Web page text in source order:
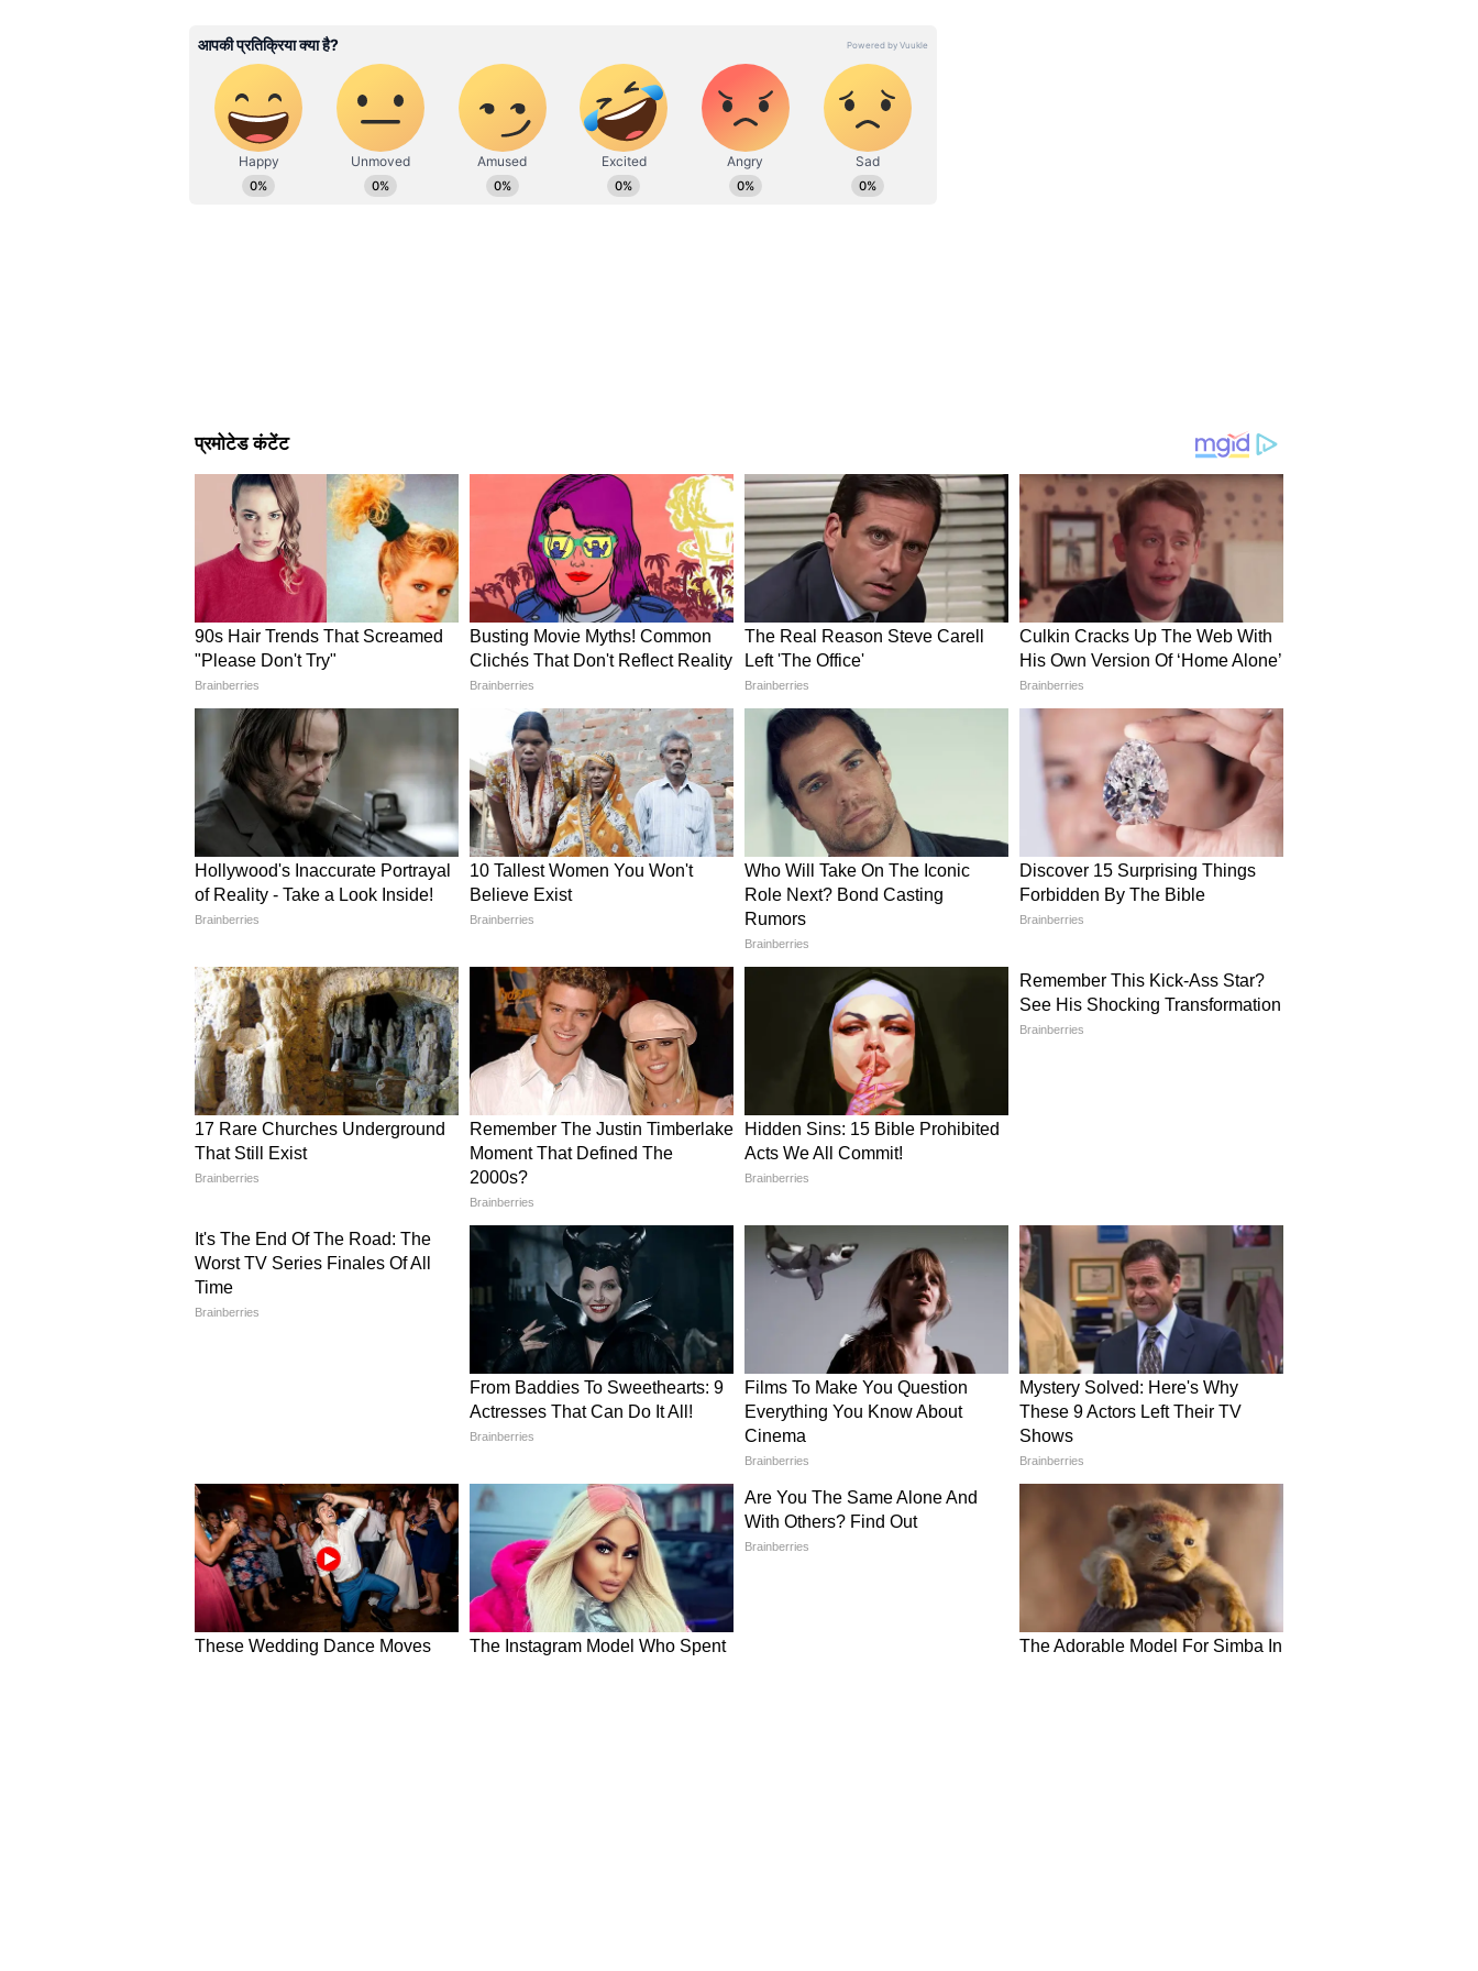
ओपन मेसन जार डेकोरेशन (Mason Jar Decor & Crafts)
अगर आपके पास सिंगल बड़ा जार नहीं है तो छोटे-छोटे पीस में आप DIY Succulent Planter
तैयार कर सकती हैं। इसके छोटे-छोटे कंकड़, पत्थर और मिट्टी की आवश्यकता होगी। जार के अंदर
कम देखभाल वाले पौधे जैसे एलोवेरा, एचिवेरिया, हवोरथिया संग किसम्रस कैक्टस लगाएं। ये इनडोर
डेकोर के लिए परपेक्ट है, जो नेचुरल और मॉडर्न रस्टिक लुक साथ में देगा।
ग्लास कैंडल होल्डर विद ट्विंग्स
पौधे लगाने के लिए टाइम नहीं है तो आप कैंडल के मदद से मेसन जार को सजाएं, किनारों पर
पतली-पतली आइसक्रीम स्टिक से लगाएं, किनारों पर छोटे-छोटे सूखे लेवेंडर या फिर किसी भी रंग
के फ्लावर लगा दें। ये स्टाइलिश और क्लासिक बोहो लुक देती है, जिसे आप इनडोर-आउटडोर हर
जगह रख सकती हैं।
मैजिकल मैसन जार लालेटन
जरूरी नहीं है घर को स्टाइलिश और फ्रेश दिखाने के लिए हरे-भरे पौधे लगाए जाएं। इसकी बजाय
आप किसी भी ग्लास के जार में डेसी फ्लावर संग थोड़ी सूखी घास रखें। साथ में फेयरी लाइट्स जरूर
डाल दें। बाद में जार के गले पर तांबे का तार या मजबूत डोरी बांधकर हैंडल लगा दें। ये बालकनी,
लिविंग रूम और गार्डन हर जगह खूबसूरत लगेगा।
फ्लावर कैंडल जार होल्डर
आचार वाले ग्लास जार में आप फ्लावर कैंडल जार होल्डर बनाएं। इसके लिए जार के निचले हिस्से में
सफेत रेत या भी नमक डाल दें। किनारों पर छोटे-छोटे रंग बिरंगे ड्राई फ्लावर सेट करें। बीच में पिलर
कैंडल या LED मोमबत्ती रख दें, ये रात के समय एस्थेटिक-कोजी प्लांटर वाइब देगा।
Small Planter Indoor Plant: 500रु में इन 4 प्लांटर से कोजी बेडरूम को बनाएं
ट्विंग्स मेसन जार आइडिया
बिना मेहनत किए ग्लास जार को सजाना है तो आप सूखी पेड़ की टहनी लेकर कॉपर वायर फेयरी
लाइट से सजा दें। लिविंग रूम या फिर शेल्फ कॉर्नर के किनारों पर इसे रख दें। ये एस्थेटिक और
डिग्री और मास कम्युनिकेशन में डिप्लोमा प्राप्त है। लाइफस्टाइल, नेशनल, यूटिलिटी, इंटरटेनमेंट, वायरल और जियो
पॉलिटिक्स से जुड़ी खबरें लिखने में दिलचस्पी है। पूर्व में इन्होंने इंडिया पब्लिक और जनमत जैसे लोकल चैनल्स में किया
हुआ है। इनके पास फील्ड रिपोर्टिंग और एंकरिंग का भी अनुभव है। इनसे आप anshika.tiwari@asianetnews.in
माध्यम से संपर्क कर सकते हैं।